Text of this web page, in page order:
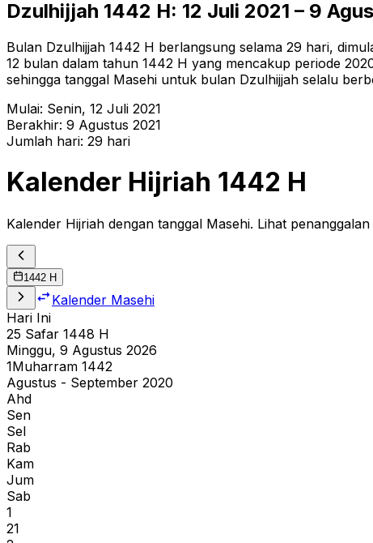
Dzulhijjah 1442 H: 12 Juli 2021 – 9
Bulan Dzulhijjah 1442 H berlangsung selama 29 hari,
12 bulan dalam tahun 1442 H yang mencakup periode
sehingga tanggal Masehi untuk bulan Dzulhijjah selalu
Mulai: Senin, 12 Juli 2021
Berakhir: 9 Agustus 2021
Jumlah hari: 29 hari
Kalender Hijriah 1442 H
Kalender Hijriah dengan tanggal Masehi. Lihat
1442 H
Kalender Masehi
Hari Ini
25 Safar 1448 H
Minggu, 9 Agustus 2026
1Muharram 1442
Agustus - September 2020
Ahd
Sen
Sel
Rab
Kam
Jum
Sab
1
21